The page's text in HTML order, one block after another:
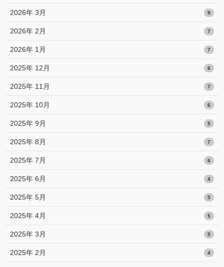
2026年 3月 9
2026年 2月 7
2026年 1月 7
2025年 12月 6
2025年 11月 7
2025年 10月 6
2025年 9月 5
2025年 8月 7
2025年 7月 6
2025年 6月 4
2025年 5月 5
2025年 4月 5
2025年 3月 5
2025年 2月 4